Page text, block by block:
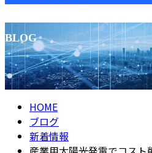
BLOG
HOME
ブログ
新着情報